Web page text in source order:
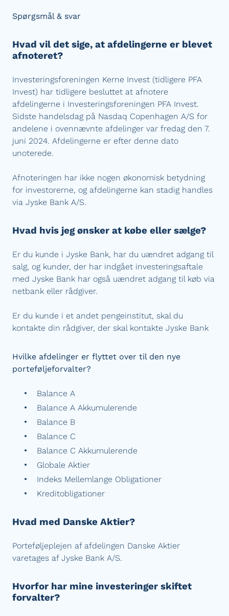
Spørgsmål & svar
Hvad vil det sige, at afdelingerne er blevet
afnoteret?
Investeringsforeningen Kerne Invest (tidligere PFA
Invest) har tidligere besluttet at afnotere
afdelingerne i Investeringsforeningen PFA Invest.
Sidste handelsdag på Nasdaq Copenhagen A/S for
andelene i ovennævnte afdelinger var fredag den 7.
juni 2024. Afdelingerne er efter denne dato
unoterede.
Afnoteringen har ikke nogen økonomisk betydning
for investorerne, og afdelingerne kan stadig handles
via Jyske Bank A/S.
Hvad hvis jeg ønsker at købe eller sælge?
Er du kunde i Jyske Bank, har du uændret adgang til
salg, og kunder, der har indgået investeringsaftale
med Jyske Bank har også uændret adgang til køb via
netbank eller rådgiver.
Er du kunde i et andet pengeinstitut, skal du
kontakte din rådgiver, der skal kontakte Jyske Bank
Hvilke afdelinger er flyttet over til den nye
porteføljeforvalter?
Balance A
Balance A Akkumulerende
Balance B
Balance C
Balance C Akkumulerende
Globale Aktier
Indeks Mellemlange Obligationer
Kreditobligationer
Hvad med Danske Aktier?
Porteføljeplejen af afdelingen Danske Aktier
varetages af Jyske Bank A/S.
Hvorfor har mine investeringer skiftet
forvalter?